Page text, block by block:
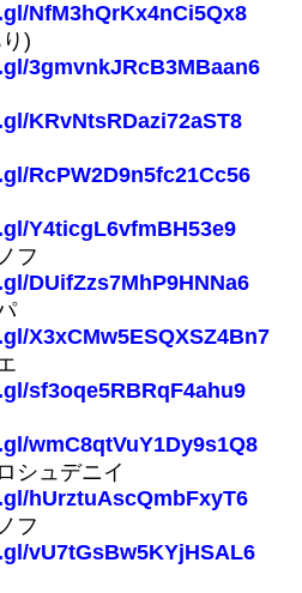
NfM3hQrKx4nCi5Qx8
)
3gmvnkJRcB3MBaan6
KRvNtsRDazi72aST8
RcPW2D9n5fc21Cc56
Y4ticgL6vfmBH53e9
フ
DUifZzs7MhP9HNNa6
X3xCMw5ESQXSZ4Bn7
sf3oqe5RBRqF4ahu9
wmC8qtVuY1Dy9s1Q8
シュデニイ
hUrztuAscQmbFxyT6
フ
vU7tGsBw5KYjHSAL6